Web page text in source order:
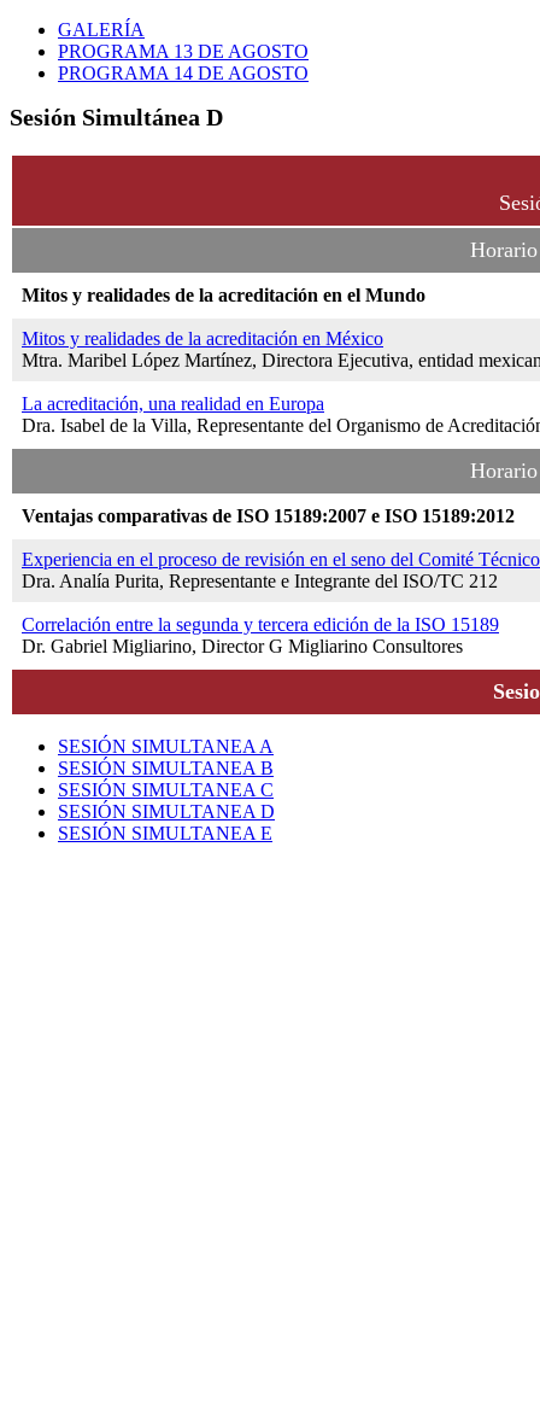
GALERÍA
PROGRAMA 13 DE AGOSTO
PROGRAMA 14 DE AGOSTO
Sesión Simultánea D
Mitos y realidades de la acreditación en el Mundo
Mitos y realidades de la acreditación en México
Mtra. Maribel López Martínez, Directora Ejecutiva, entidad
La acreditación, una realidad en Europa
Dra. Isabel de la Villa, Representante del Organismo de
Ventajas comparativas de ISO 15189:2007 e ISO 15189:2012
Experiencia en el proceso de revisión en el seno del Comité
Dra. Analía Purita, Representante e Integrante del ISO/TC 212
Correlación entre la segunda y tercera edición de la ISO 15189
Dr. Gabriel Migliarino, Director G Migliarino Consultores
SESIÓN SIMULTANEA A
SESIÓN SIMULTANEA B
SESIÓN SIMULTANEA C
SESIÓN SIMULTANEA D
SESIÓN SIMULTANEA E